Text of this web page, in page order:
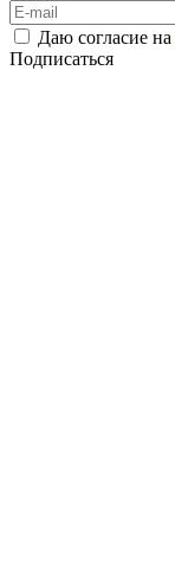
Даю согласие на
Подписаться